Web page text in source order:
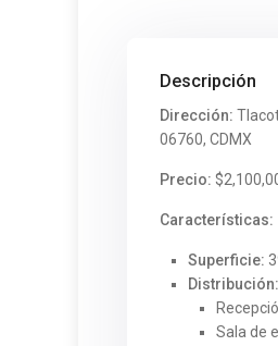
Descripción
Dirección:
06760, CDMX
Precio:
Características:
Superficie:
Distribución:
Sala de